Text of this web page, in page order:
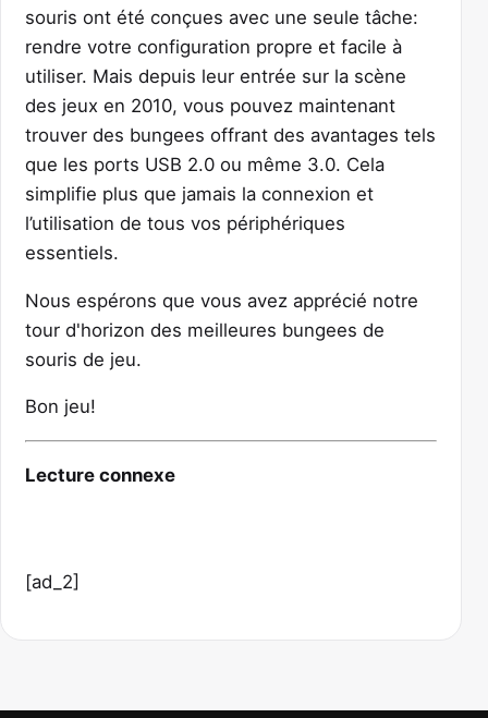
souris ont été conçues avec une seule tâche:
rendre votre configuration propre et facile à
utiliser. Mais depuis leur entrée sur la scène
des jeux en 2010, vous pouvez maintenant
trouver des bungees offrant des avantages tels
que les ports USB 2.0 ou même 3.0. Cela
simplifie plus que jamais la connexion et
l’utilisation de tous vos périphériques
essentiels.
Nous espérons que vous avez apprécié notre
tour d'horizon des meilleures bungees de
souris de jeu.
Bon jeu!
Lecture connexe
[ad_2]